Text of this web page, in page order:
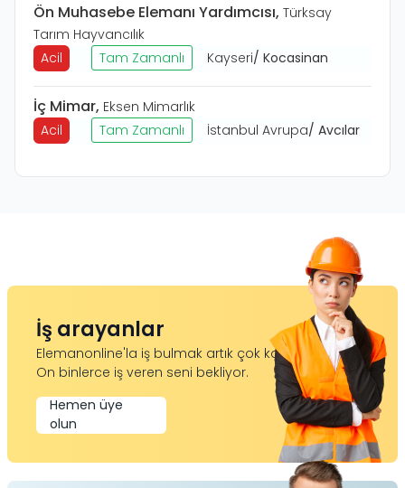
Ön Muhasebe Elemanı Yardımcısı, Türksay
Tarım Hayvancılık
Acil
Tam Zamanlı Kayseri/ Kocasinan
İç Mimar, Eksen Mimarlık
Acil
Tam Zamanlı İstanbul Avrupa/ Avcılar
İş arayanlar
Elemanonline'la iş bulmak artık çok kolay.
On binlerce iş veren seni bekliyor.
Hemen üye
olun